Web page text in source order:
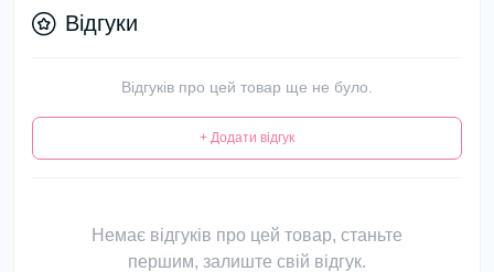
Відгуки
Відгуків про цей товар ще не було.
+ Додати відгук
Немає відгуків про цей товар, станьте
першим, залиште свій відгук.